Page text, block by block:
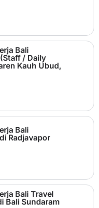
Bali
/ Daily
Kauh Ubud,
Bali
Radjavapor
Bali Travel
Bali Sundaram